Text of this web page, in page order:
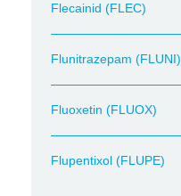
Flecainid (FLEC)
Flunitrazepam (FLUNI)
Fluoxetin (FLUOX)
Flupentixol (FLUPE)